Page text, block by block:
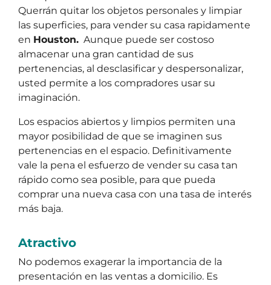
Querrán quitar los objetos personales y limpiar
las superficies, para vender su casa rapidamente
en Houston. Aunque puede ser costoso
almacenar una gran cantidad de sus
pertenencias, al desclasificar y despersonalizar,
usted permite a los compradores usar su
imaginación.
Los espacios abiertos y limpios permiten una
mayor posibilidad de que se imaginen sus
pertenencias en el espacio. Definitivamente
vale la pena el esfuerzo de vender su casa tan
rápido como sea posible, para que pueda
comprar una nueva casa con una tasa de interés
más baja.
Atractivo
No podemos exagerar la importancia de la
presentación en las ventas a domicilio. Es